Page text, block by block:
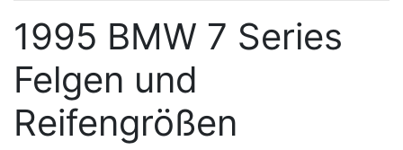
1995 BMW 7 Series
Felgen und
Reifengrößen